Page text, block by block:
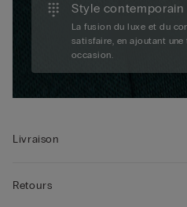
Style contemporain
La fusion du luxe et du
satisfaire, en ajoutant une
occasion.
Livraison
Retours